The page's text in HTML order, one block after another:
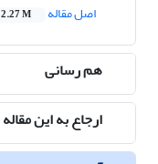
اصل مقاله
2.27 M
هم رسانی
ارجاع به این مقاله